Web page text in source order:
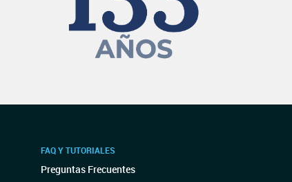
FAQ Y TUTORIALES
Preguntas Frecuentes